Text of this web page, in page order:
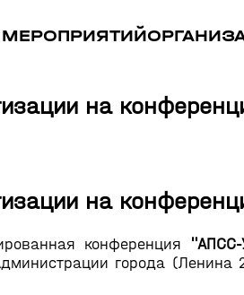
на
на
конференция "АПСС-
города